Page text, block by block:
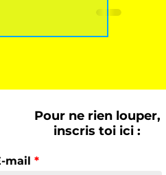
Pour ne rien louper,
inscris toi ici :
mail